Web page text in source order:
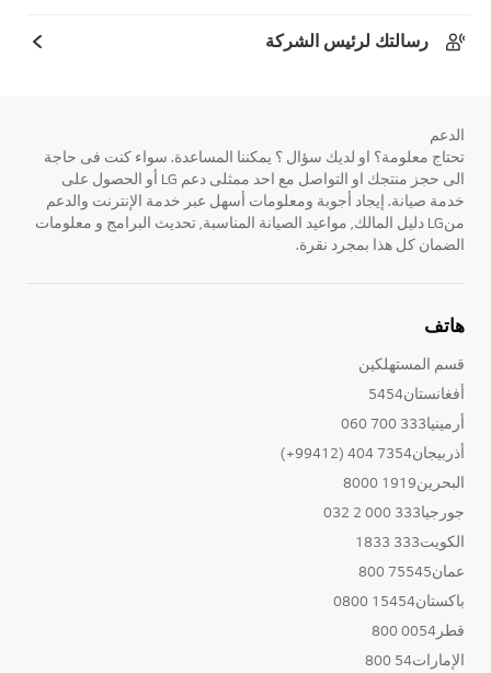
رسالتك لرئيس الشركة
الدعم
تحتاج معلومة؟ او لديك سؤال ؟ يمكننا المساعدة. سواء كنت فى حاجة
الى حجز منتجك او التواصل مع احد ممثلى دعم LG أو الحصول على
خدمة صيانة. إيجاد أجوبة ومعلومات أسهل عبر خدمة الإنترنت والدعم
منLG دليل المالك, مواعيد الصيانة المناسبة, تحديث البرامج و معلومات
الضمان كل هذا بمجرد نقرة.
هاتف
قسم المستهلكين
أفغانستان5454
أرمينيا333 700 060
أذربيجان7354 404 (99412+)
البحرين1919 8000
جورجيا333 000 2 032
الكويت333 1833
عمان75545 800
باكستان15454 0800
قطر0054 800
الإمارات54 800